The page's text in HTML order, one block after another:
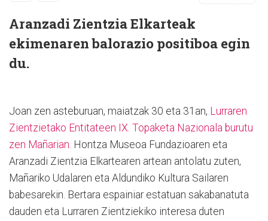
Aranzadi Zientzia Elkarteak
ekimenaren balorazio positiboa egin
du.
Joan zen asteburuan, maiatzak 30 eta 31an, Lurraren
Zientzietako Entitateen IX. Topaketa Nazionala burutu
zen Mañarian . Hontza Museoa Fundazioaren eta
Aranzadi Zientzia Elkartearen artean antolatu zuten,
Mañariko Udalaren eta Aldundiko Kultura Sailaren
babesarekin. Bertara espainiar estatuan sakabanatuta
dauden eta Lurraren Zientziekiko interesa duten